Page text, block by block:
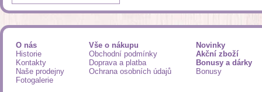
O nás
Historie
Kontakty
Naše prodejny
Fotogalerie
Vše o nákupu
Obchodní podmínky
Doprava a platba
Ochrana osobních údajů
Novinky
Akční zboží
Bonusy a dárky
Bonusy